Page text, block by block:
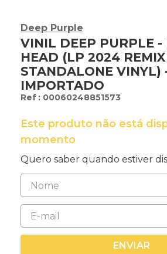
Deep Purple
VINIL DEEP PURPLE -
HEAD (LP 2024
STANDALONE VINYL)
IMPORTADO
: 00060248851573
Este produto não está
momento
Quero saber quando estiver
ENVIAR